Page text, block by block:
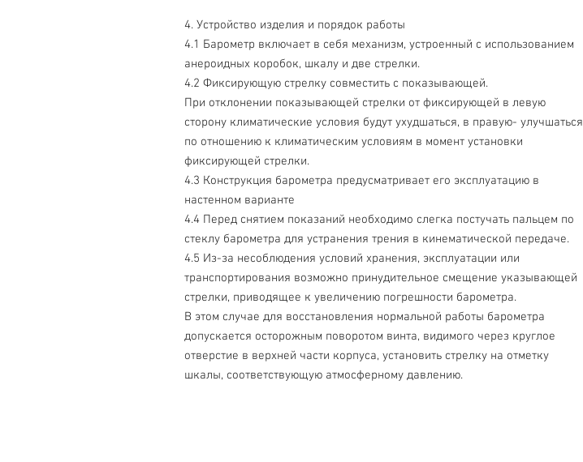
4. Устройство изделия и порядок работы
4.1 Барометр включает в себя механизм, устроенный с использованием
анероидных коробок, шкалу и две стрелки.
4.2 Фиксирующую стрелку совместить с показывающей.
При отклонении показывающей стрелки от фиксирующей в левую
сторону климатические условия будут ухудшаться, в правую- улучшаться
по отношению к климатическим условиям в момент установки
фиксирующей стрелки.
4.3 Конструкция барометра предусматривает его эксплуатацию в
настенном варианте
4.4 Перед снятием показаний необходимо слегка постучать пальцем по
стеклу барометра для устранения трения в кинематической передаче.
4.5 Из-за несоблюдения условий хранения, эксплуатации или
транспортирования возможно принудительное смещение указывающей
стрелки, приводящее к увеличению погрешности барометра.
В этом случае для восстановления нормальной работы барометра
допускается осторожным поворотом винта, видимого через круглое
отверстие в верхней части корпуса, установить стрелку на отметку
шкалы, соответствующую атмосферному давлению.